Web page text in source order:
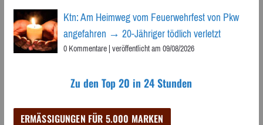
Ktn: Am Heimweg vom Feuerwehrfest von Pkw
angefahren → 20-Jähriger tödlich verletzt
0 Kommentare|veröffentlicht am 09/08/2026
Zu den Top 20 in 24 Stunden
ERMÄSSIGUNGEN FÜR 5.000 MARKEN